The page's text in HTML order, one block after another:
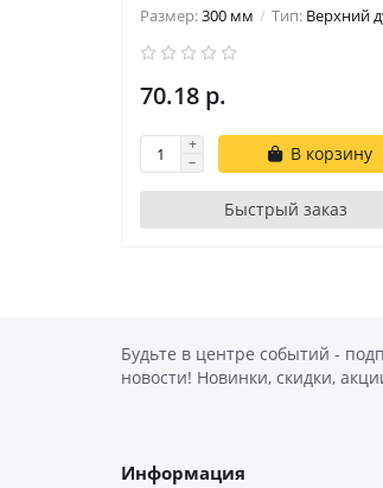
Размер:300 мм Тип: Верхний
70.18 р.
В корзину
Быстрый заказ
Будьте в центре событий -
новости! Новинки, скидки,
Информация